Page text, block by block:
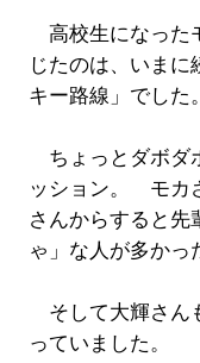
高校生になった
じたのは、いまに
キー路線」でした。
ちょっとダボダ
ッション。 モカ
さんからすると先
ゃ」な人が多かっ
そして大輝さん
っていました。